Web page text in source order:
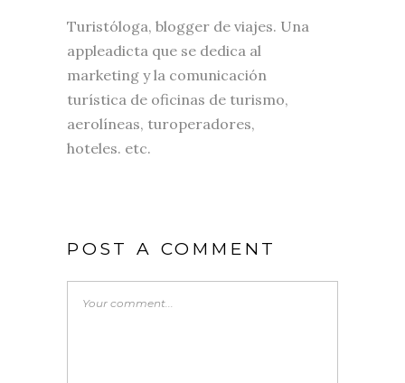
Turistóloga, blogger de viajes. Una
appleadicta que se dedica al
marketing y la comunicación
turística de oficinas de turismo,
aerolíneas, turoperadores,
hoteles. etc.
POST A COMMENT